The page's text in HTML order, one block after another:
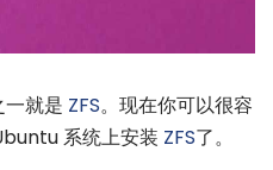
一就是 ZFS。现在你可以很容
系统上安装 ZFS了。